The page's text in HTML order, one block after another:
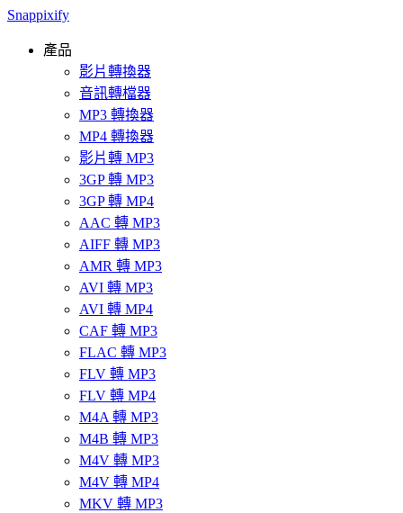
Snappixify
產品
影片轉換器
音訊轉檔器
MP3 轉換器
MP4 轉換器
影片轉 MP3
3GP 轉 MP3
3GP 轉 MP4
AAC 轉 MP3
AIFF 轉 MP3
AMR 轉 MP3
AVI 轉 MP3
AVI 轉 MP4
CAF 轉 MP3
FLAC 轉 MP3
FLV 轉 MP3
FLV 轉 MP4
M4A 轉 MP3
M4B 轉 MP3
M4V 轉 MP3
M4V 轉 MP4
MKV 轉 MP3